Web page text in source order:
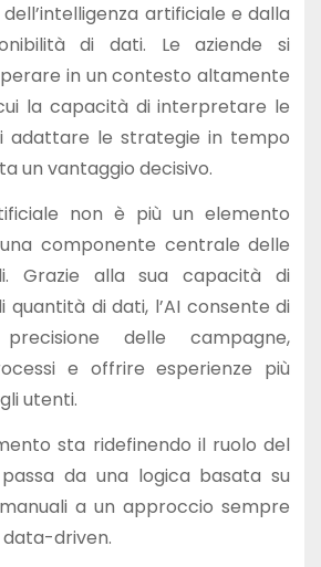
artificiale e dalla
di dati. Le aziende si
in un contesto altamente
la capacità di interpretare le
adattare le strategie in tempo
un vantaggio decisivo.
non è più un elemento
componente centrale delle
Grazie alla sua capacità di
quantità di dati, l’AI consente di
delle campagne,
e offrire esperienze più
utenti.
sta ridefinendo il ruolo del
da una logica basata su
a un approccio sempre
driven.